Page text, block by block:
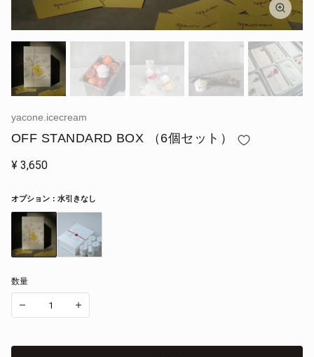
yacone.icecream
OFF STANDARD BOX （6個セット）
¥ 3,650
オプション： 水引きなし
数量